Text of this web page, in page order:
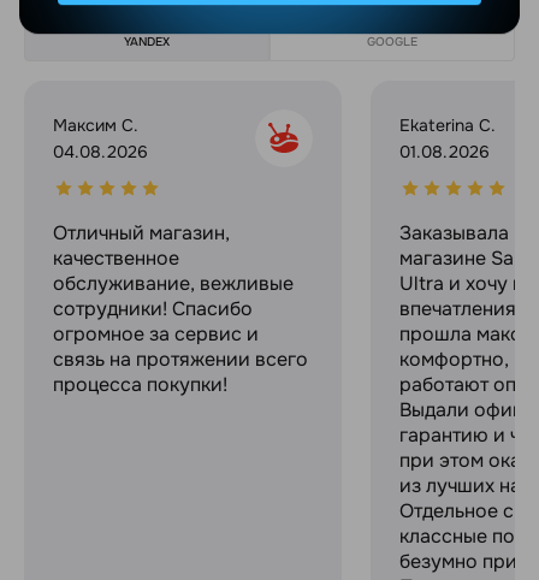
YANDEX GOOGLE
Максим С.
04.08.2026
Отличный магазин,
качественное
обслуживание, вежливые
сотрудники! Спасибо
огромное за сервис и
связь на протяжении всего
процесса покупки!
Ekaterina C.
01.08.2026
Заказывала в
магазине
Ultra и хочу
прошла
комфортно,
работают
Выдали
гарантию и
при этом
из лучших на
Отдельное
классные
безумно